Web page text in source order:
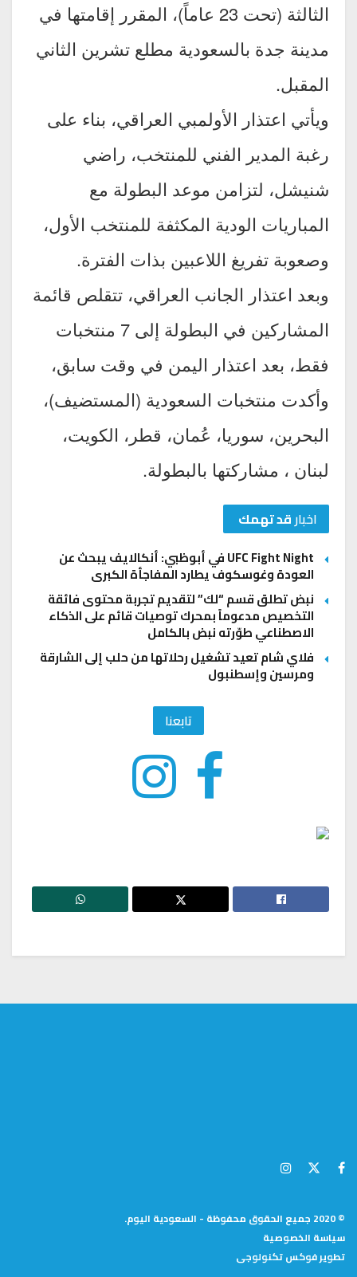
الثالثة (تحت 23 عاماً)، المقرر إقامتها في
مدينة جدة بالسعودية مطلع تشرين الثاني
المقبل.
ويأتي اعتذار الأولمبي العراقي، بناء على
رغبة المدير الفني للمنتخب، راضي
شنيشل، لتزامن موعد البطولة مع
المباريات الودية المكثفة للمنتخب الأول،
وصعوبة تفريغ اللاعبين بذات الفترة.
وبعد اعتذار الجانب العراقي، تتقلص قائمة
المشاركين في البطولة إلى 7 منتخبات
فقط، بعد اعتذار اليمن في وقت سابق،
وأكدت منتخبات السعودية (المستضيف)،
البحرين، سوريا، عُمان، قطر، الكويت،
لبنان ، مشاركتها بالبطولة.
اخبارقد تهمك
UFC Fight Night في أبوظبي: أنكالايف يبحث عن
العودة وغوسكوف يطارد المفاجأة الكبرى
نبض تطلق قسم “لك” لتقديم تجربة محتوى فائقة
التخصيص مدعوماً بمحرك توصيات قائم على الذكاء
الاصطناعي طوّرته نبض بالكامل
فلاي شام تعيد تشغيل رحلاتها من حلب إلى الشارقة
ومرسين وإسطنبول
تابعنا
© 2020 جميع الحقوق محفوظة - السعودية اليوم.
سياسة الخصوصية
تطويرفوكس تكنولوجى